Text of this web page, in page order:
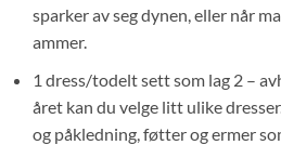
sparker av seg dynen, eller når
ammer.
1 dress/todelt sett som lag 2 –
året kan du velge litt ulike
og påkledning, føtter og ermer